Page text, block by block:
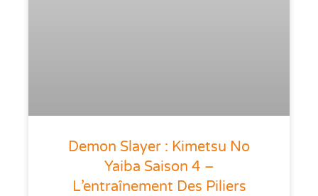
Demon Slayer : Kimetsu No
Yaiba Saison 4 –
L’entraînement Des Piliers